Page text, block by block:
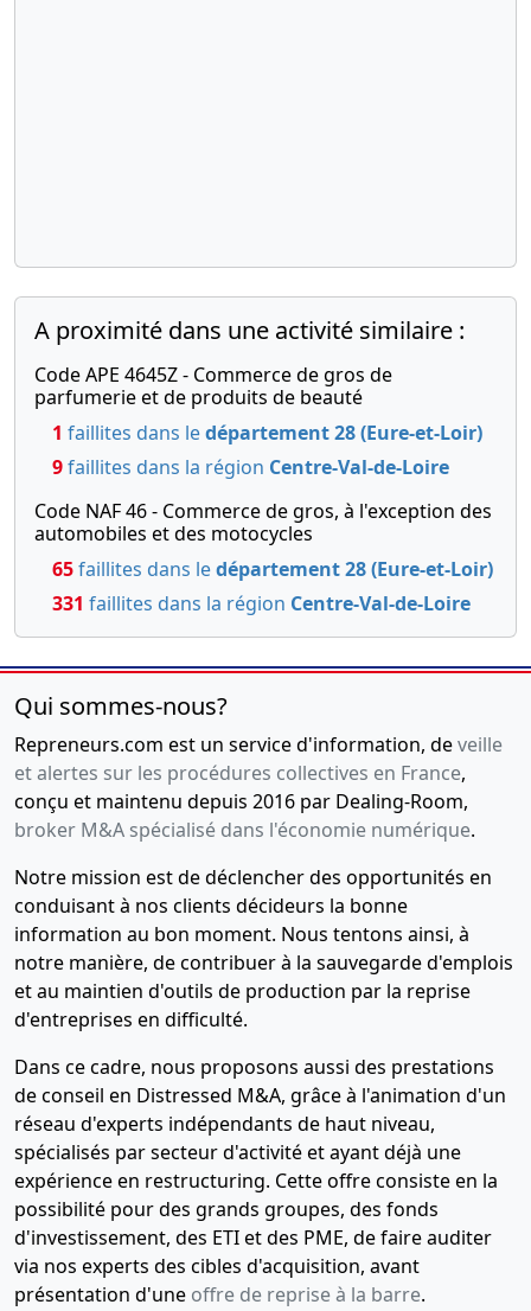
A proximité dans une activité similaire :
Code APE 4645Z - Commerce de gros de
parfumerie et de produits de beauté
1 faillites dans ledépartement 28 (Eure-et-Loir)
9faillites dans la région Centre-Val-de-Loire
Code NAF 46 - Commerce de gros, à l'exception des
automobiles et des motocycles
65faillites dans ledépartement 28 (Eure-et-Loir)
331 faillites dans la région Centre-Val-de-Loire
Qui sommes-nous?
Repreneurs.com est un service d'information, deveille
et alertes sur les procédures collectives en France,
conçu et maintenu depuis 2016 par Dealing-Room,
broker M&A spécialisé dans l'économie numérique.
Notre mission est de déclencher des opportunités en
conduisant à nos clients décideurs la bonne
information au bon moment. Nous tentons ainsi, à
notre manière, de contribuer à la sauvegarde d'emplois
et au maintien d'outils de production par la reprise
d'entreprises en difficulté.
Dans ce cadre, nous proposons aussi des prestations
de conseil en Distressed M&A, grâce à l'animation d'un
réseau d'experts indépendants de haut niveau,
spécialisés par secteur d'activité et ayant déjà une
expérience en restructuring. Cette offre consiste en la
possibilité pour des grands groupes, des fonds
d'investissement, des ETI et des PME, de faire auditer
via nos experts des cibles d'acquisition, avant
présentation d'une offre de reprise à la barre.